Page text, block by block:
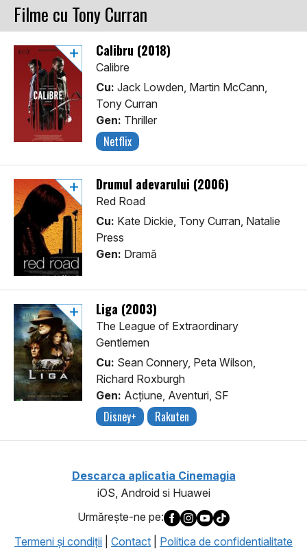
Filme cu Tony Curran
Calibru (2018)
Calibre
Cu: Jack Lowden, Martin McCann,
Tony Curran
Gen: Thriller
Netflix
Drumul adevarului (2006)
Red Road
Cu: Kate Dickie, Tony Curran, Natalie
Press
Gen: Dramă
Liga (2003)
The League of Extraordinary
Gentlemen
Cu: Sean Connery, Peta Wilson,
Richard Roxburgh
Gen: Acţiune, Aventuri, SF
Disney+ Rakuten
Descarca aplicatia Cinemagia
iOS, Android si Huawei
Urmăreşte-ne pe:
Termeni şi condiţii
Contact Politica de confidentialitate